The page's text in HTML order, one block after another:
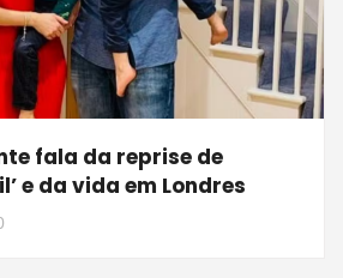
fala da reprise de
e da vida em Londres